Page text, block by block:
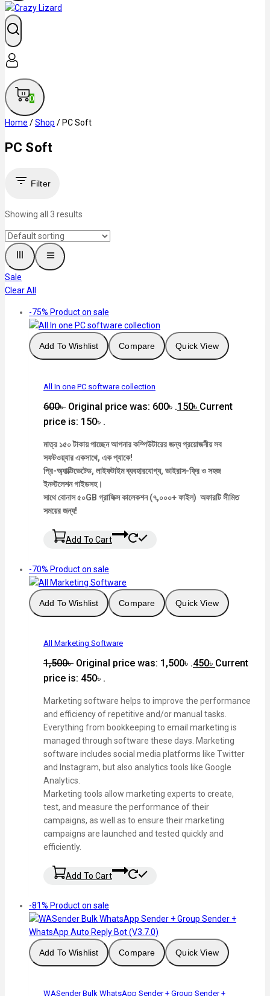
0
Home /Shop / PC Soft
PC Soft
Filter
Showing all 3 results
Sale
Clear All
-75% Product on sale
Add To Wishlist Compare Quick View
All In one PC software collection
600৳ Original price was: 600৳ .150৳ Current
price is: 150৳ .
মাত্র ১৫০ টাকায় পাচ্ছেন আপনার কম্পিউটারের জন্য প্রয়োজনীয় সব
সফটওয়্যার একসাথে, এক প্যাকে!
প্রি-অ্যাক্টিভেটেড, লাইফটাইম ব্যবহারযোগ্য, ভাইরাস-ফ্রি ও সহজ
ইনস্টলেশন গাইডসহ।
সাথে বোনাস ৫০GB গ্রাফিক্স কালেকশন (৭,০০০+ ফাইল) অফারটি সীমিত
সময়ের জন্য!
Add To Cart
-70% Product on sale
Add To Wishlist Compare Quick View
All Marketing Software
1,500৳ Original price was: 1,500৳ .450৳ Current
price is: 450৳ .
Marketing software helps to improve the performance
and efficiency of repetitive and/or manual tasks.
Everything from bookkeeping to email marketing is
managed through software these days. Marketing
software includes social media platforms like Twitter
and Instagram, but also analytics tools like Google
Analytics.
Marketing tools allow marketing experts to create,
test, and measure the performance of their
campaigns, as well as to ensure their marketing
campaigns are launched and tested quickly and
efficiently.
Add To Cart
-81% Product on sale
Add To Wishlist Compare Quick View
WASender Bulk WhatsApp Sender + Group Sender +